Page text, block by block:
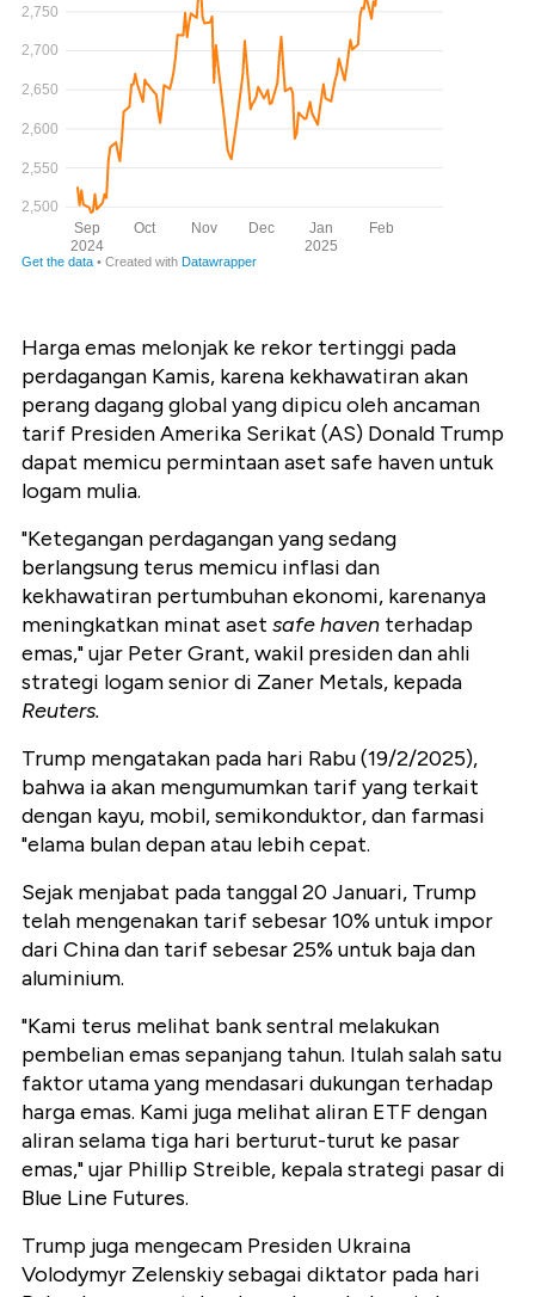
Harga emas melonjak ke rekor tertinggi pada
perdagangan Kamis, karena kekhawatiran akan
perang dagang global yang dipicu oleh ancaman
tarif Presiden Amerika Serikat (AS) Donald Trump
dapat memicu permintaan aset safe haven untuk
logam mulia.
"Ketegangan perdagangan yang sedang
berlangsung terus memicu inflasi dan
kekhawatiran pertumbuhan ekonomi, karenanya
meningkatkan minat aset safe haven terhadap
emas," ujar Peter Grant, wakil presiden dan ahli
strategi logam senior di Zaner Metals, kepada
Reuters.
Trump mengatakan pada hari Rabu (19/2/2025),
bahwa ia akan mengumumkan tarif yang terkait
dengan kayu, mobil, semikonduktor, dan farmasi
"elama bulan depan atau lebih cepat.
Sejak menjabat pada tanggal 20 Januari, Trump
telah mengenakan tarif sebesar 10% untuk impor
dari China dan tarif sebesar 25% untuk baja dan
aluminium.
"Kami terus melihat bank sentral melakukan
pembelian emas sepanjang tahun. Itulah salah satu
faktor utama yang mendasari dukungan terhadap
harga emas. Kami juga melihat aliran ETF dengan
aliran selama tiga hari berturut-turut ke pasar
emas," ujar Phillip Streible, kepala strategi pasar di
Blue Line Futures.
Trump juga mengecam Presiden Ukraina
Volodymyr Zelenskiy sebagai diktator pada hari